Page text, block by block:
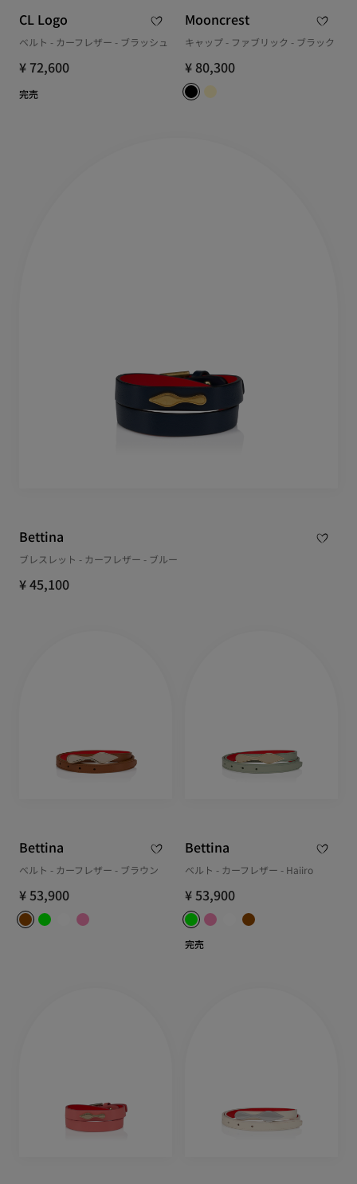
CL Logo
ベルト - カーフレザー - ブラッシュ
¥ 72,600
完売
Mooncrest
キャップ - ファブリック - ブラック
¥ 80,300
Bettina
ブレスレット - カーフレザー - ブルー
¥ 45,100
Bettina
ベルト - カーフレザー - ブラウン
¥ 53,900
Bettina
ベルト - カーフレザー - Haiiro
¥ 53,900
完売